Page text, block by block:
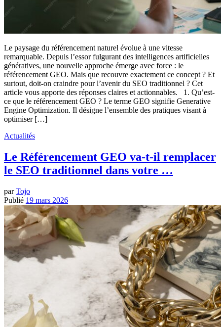
Le paysage du référencement naturel évolue à une vitesse
remarquable. Depuis l’essor fulgurant des intelligences artificielles
génératives, une nouvelle approche émerge avec force : le
référencement GEO. Mais que recouvre exactement ce concept ? Et
surtout, doit-on craindre pour l’avenir du SEO traditionnel ? Cet
article vous apporte des réponses claires et actionnables. 1. Qu’est-
ce que le référencement GEO ? Le terme GEO signifie Generative
Engine Optimization. Il désigne l’ensemble des pratiques visant à
optimiser […]
Actualités
Le Référencement GEO va-t-il remplacer
le SEO traditionnel dans votre …
parTojo
Publié 19 mars 2026